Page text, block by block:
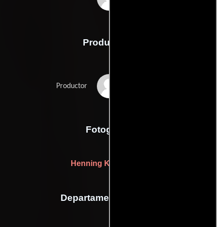
Producción
Productor
Fotografia
Henning Kristiansen
Departamento de arte